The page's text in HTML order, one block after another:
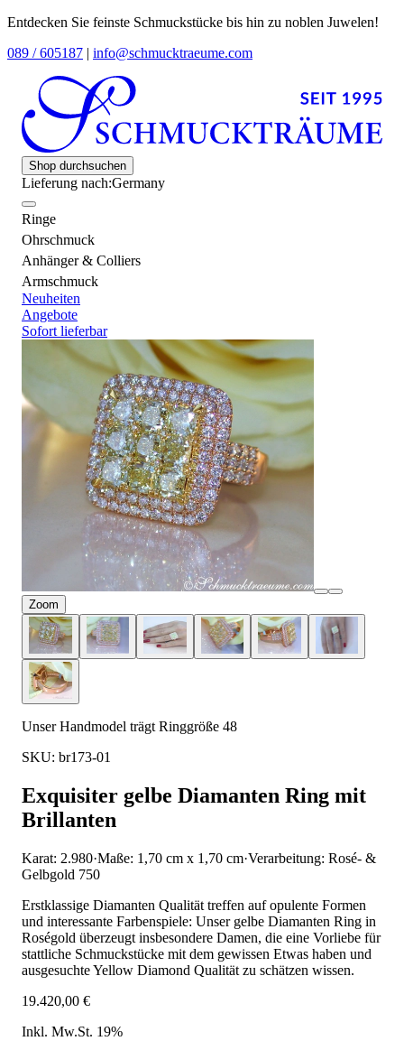
Entdecken Sie feinste Schmuckstücke bis hin zu noblen Juwelen!
089 / 605187 | info@schmucktraeume.com
Shop durchsuchen
Lieferung nach:Germany
Ringe
Ohrschmuck
Anhänger & Colliers
Armschmuck
Neuheiten
Angebote
Sofort lieferbar
Zoom
Unser Handmodel trägt Ringgröße 48
SKU: br173-01
Exquisiter gelbe Diamanten Ring mit
Brillanten
Karat: 2.980·Maße: 1,70 cm x 1,70 cm·Verarbeitung: Rosé- &
Gelbgold 750
Erstklassige Diamanten Qualität treffen auf opulente Formen
und interessante Farbenspiele: Unser gelbe Diamanten Ring in
Roségold überzeugt insbesondere Damen, die eine Vorliebe für
stattliche Schmuckstücke mit dem gewissen Etwas haben und
ausgesuchte Yellow Diamond Qualität zu schätzen wissen.
19.420,00 €
Inkl. Mw.St. 19%